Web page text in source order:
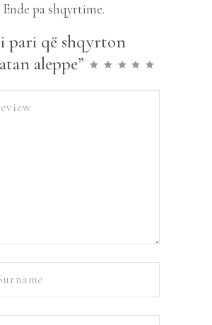
Ende pa shqyrtime.
pari që shqyrton
aleppe”